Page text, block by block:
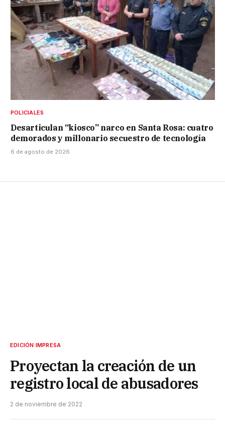
POLICIALES
Desarticulan “kiosco” narco en Santa Rosa: cuatro
demorados y millonario secuestro de tecnología
6 de agosto de 2026
EDICIÓN IMPRESA
Proyectan la creación de un
registro local de abusadores
2 de noviembre de 2022